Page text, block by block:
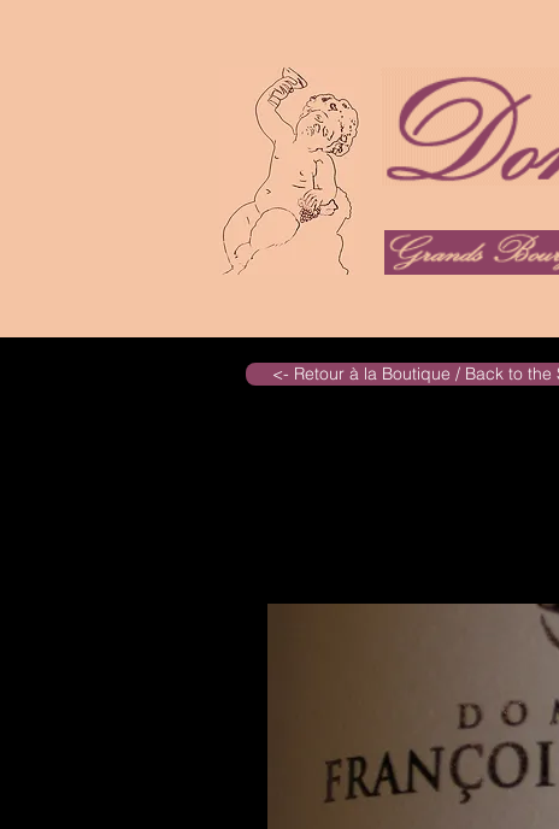
<- Retour à la Boutique / Back to the